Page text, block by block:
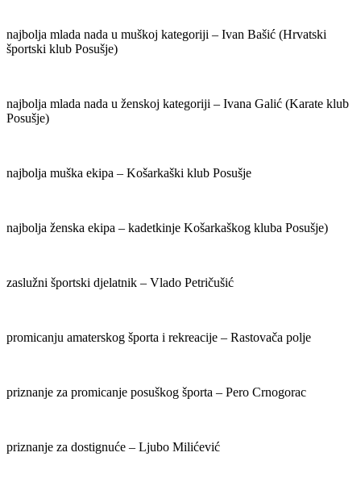
najbolja mlada nada u muškoj kategoriji – Ivan Bašić (Hrvatski
športski klub Posušje)
najbolja mlada nada u ženskoj kategoriji – Ivana Galić (Karate klub
Posušje)
najbolja muška ekipa – Košarkaški klub Posušje
najbolja ženska ekipa – kadetkinje Košarkaškog kluba Posušje)
zaslužni športski djelatnik – Vlado Petričušić
promicanju amaterskog športa i rekreacije – Rastovača polje
priznanje za promicanje posuškog športa – Pero Crnogorac
priznanje za dostignuće – Ljubo Milićević